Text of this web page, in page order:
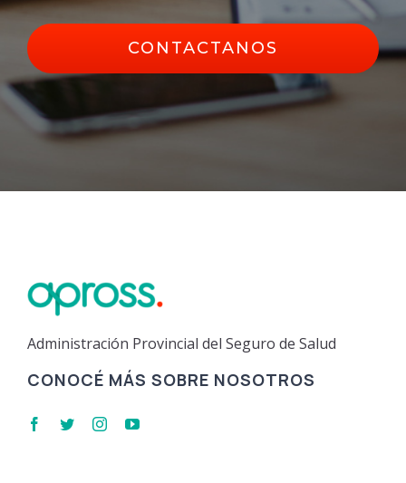
CONTACTANOS
Administración Provincial del Seguro de Salud
CONOCÉ MÁS SOBRE NOSOTROS